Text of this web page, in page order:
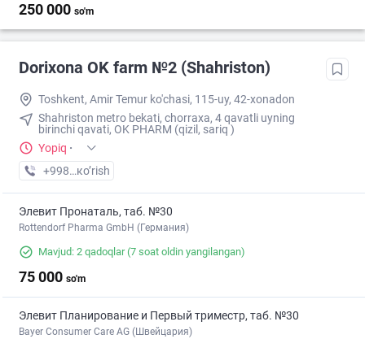
250 000 so'm
Dorixona ОK farm №2 (Shahriston)
Toshkent, Amir Temur ko'chasi, 115-uy, 42-xonadon
Shahriston metro bekati, chorraxa, 4 qavatli uyning
birinchi qavati, OK PHARM (qizil, sariq )
Yopiq ·
+998 (90) XXX-XX-XX
кo’rish
Элевит Пронаталь, таб. №30
Rottendorf Pharma GmbH (Германия)
Mavjud: 2 qadoqlar(7 soat oldin yangilangan)
75 000 so'm
Элевит Планирование и Первый триместр, таб. №30
Bayer Consumer Care AG (Швейцария)